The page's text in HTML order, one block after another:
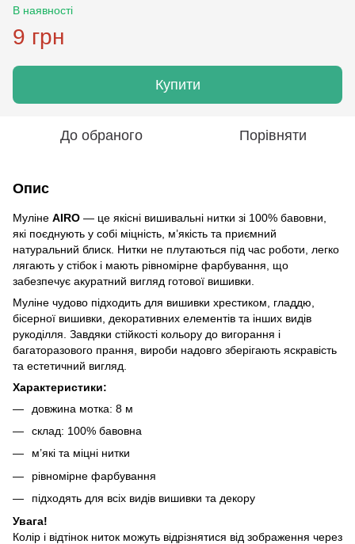
В наявності
9 грн
Купити
До обраного Порівняти
Опис
Муліне AIRO — це якісні вишивальні нитки зі 100% бавовни,
які поєднують у собі міцність, м’якість та приємний
натуральний блиск. Нитки не плутаються під час роботи, легко
лягають у стібок і мають рівномірне фарбування, що
забезпечує акуратний вигляд готової вишивки.
Муліне чудово підходить для вишивки хрестиком, гладдю,
бісерної вишивки, декоративних елементів та інших видів
рукоділля. Завдяки стійкості кольору до вигорання і
багаторазового прання, вироби надовго зберігають яскравість
та естетичний вигляд.
Характеристики:
довжина мотка: 8 м
склад: 100% бавовна
м’які та міцні нитки
рівномірне фарбування
підходять для всіх видів вишивки та декору
Увага!
Колір і відтінок ниток можуть відрізнятися від зображення через